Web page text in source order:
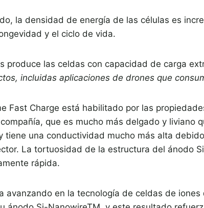
la densidad de energía de las células es
y el ciclo de vida.
produce las celdas con capacidad de carga
incluidas aplicaciones de drones que
Fast Charge está habilitado por las
que es mucho más delgado y liviano
tiene una conductividad mucho más alta
La tortuosidad de la estructura del ánodo
rápida.
avanzando en la tecnología de celdas de